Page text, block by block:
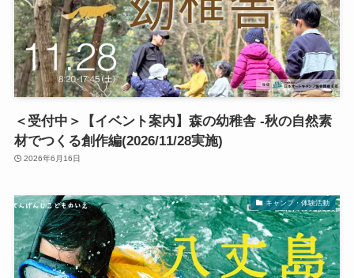
＜受付中＞【イベント案内】森の幼稚舎 -秋の自然素
材でつくる創作編(2026/11/28実施)
2026年6月16日
キャンプ・体験活動